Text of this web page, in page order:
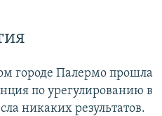
городе Палермо прошла
по урегулированию в
никаких результатов.